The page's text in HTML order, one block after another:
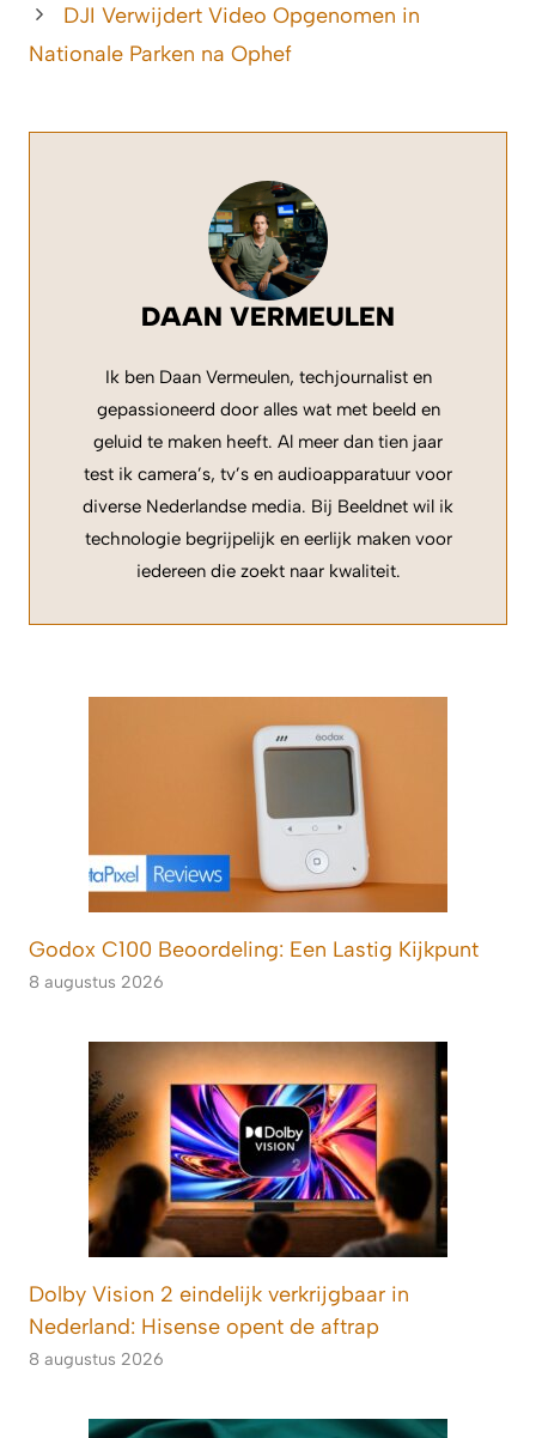
DJI Verwijdert Video Opgenomen in
Nationale Parken na Ophef
DAAN VERMEULEN
Ik ben Daan Vermeulen, techjournalist en
gepassioneerd door alles wat met beeld en
geluid te maken heeft. Al meer dan tien jaar
test ik camera’s, tv’s en audioapparatuur voor
diverse Nederlandse media. Bij Beeldnet wil ik
technologie begrijpelijk en eerlijk maken voor
iedereen die zoekt naar kwaliteit.
Godox C100 Beoordeling: Een Lastig Kijkpunt
8 augustus 2026
Dolby Vision 2 eindelijk verkrijgbaar in
Nederland: Hisense opent de aftrap
8 augustus 2026